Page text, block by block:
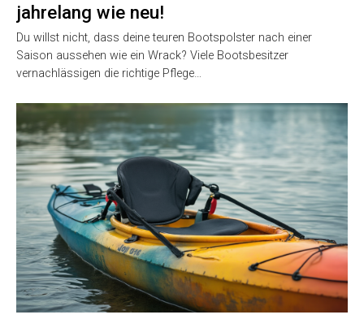
jahrelang wie neu!
Du willst nicht, dass deine teuren Bootspolster nach einer
Saison aussehen wie ein Wrack? Viele Bootsbesitzer
vernachlässigen die richtige Pflege…